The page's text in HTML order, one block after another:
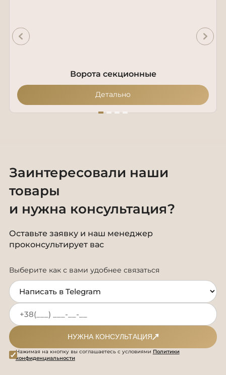
Ворота секционные
Детально
Заинтересовали наши
товары
и нужна консультация?
Оставьте заявку и наш менеджер
проконсультирует вас
Выберите как с вами удобнее связаться
НУЖНА КОНСУЛЬТАЦИЯ
Нажимая на кнопку вы соглашаетесь с условиями Политики
конфиденциальности